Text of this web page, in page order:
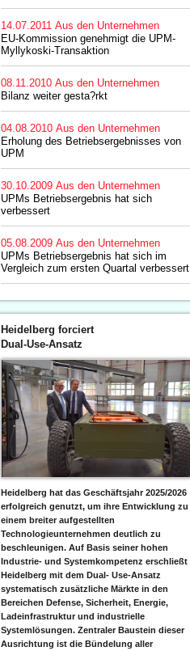
14.07.2011 Aus den Unternehmen
EU-Kommission genehmigt die UPM-
Myllykoski-Transaktion
08.11.2010 Aus den Unternehmen
Bilanz weiter gesta?rkt
04.08.2010 Aus den Unternehmen
Erholung des Betriebsergebnisses von
UPM
30.10.2009 Aus den Unternehmen
UPMs Betriebsergebnis hat sich
verbessert
05.08.2009 Aus den Unternehmen
UPMs Betriebsergebnis hat sich im
Vergleich zum ersten Quartal verbessert
Heidelberg forciert
Dual-Use-Ansatz
Heidelberg hat das Geschäftsjahr 2025/2026
erfolgreich genutzt, um ihre Entwicklung zu
einem breiter aufgestellten
Technologieunternehmen deutlich zu
beschleunigen. Auf Basis seiner hohen
Industrie- und Systemkompetenz erschließt
Heidelberg mit dem Dual- Use-Ansatz
systematisch zusätzliche Märkte in den
Bereichen Defense, Sicherheit, Energie,
Ladeinfrastruktur und industrielle
Systemlösungen. Zentraler Baustein dieser
Ausrichtung ist die Bündelung aller